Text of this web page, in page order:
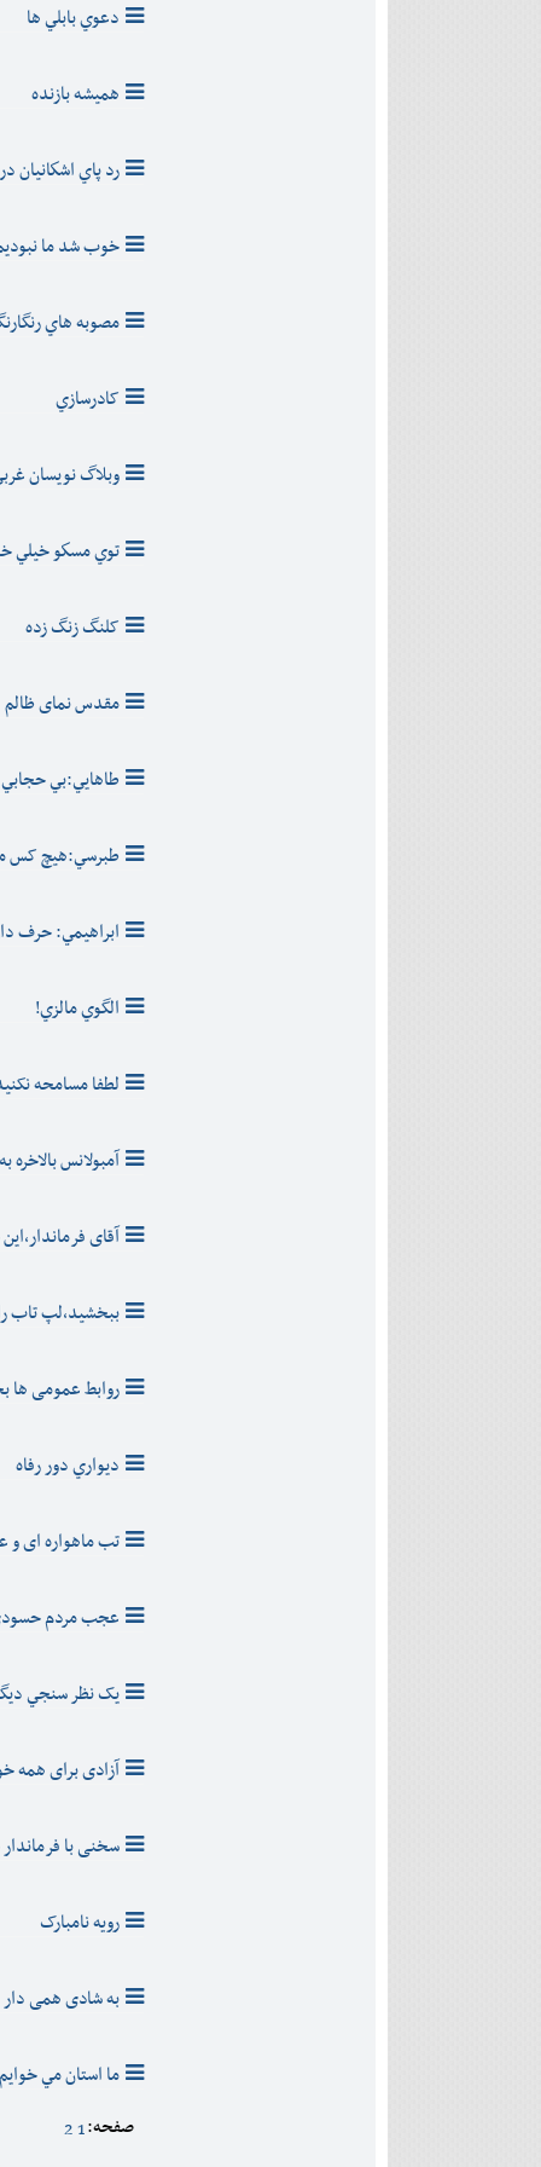
دعوي بابلي ها
هميشه بازنده
رد پاي اشكانيان
خوب شد ما
مصوبه هاي
کادرسازي
وبلاگ نويسان
توي مسكو
کلنگ زنگ زده
مقدس نمای ظالم
طاهايي:بي
طبرسي:هيچ کس
ابراهيمي: حرف
الگوي مالزي!
لطفا مسامحه
آمبولانس بالاخره
آقای
ببخشيد،لپ تاب
روابط عمومی ها
ديواري دور رفاه
تب ماهواره ای و
عجب مردم
يک نظر سنجي
آزادی برای
سخنی با
رویه نامبارک
به شادی همی
ما استان مي
صفحه:1
2